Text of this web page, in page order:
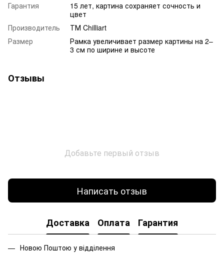
Гарантия
15 лет, картина сохраняет сочность и
цвет
Производитель
ТМ Chilliart
Размер
Рамка увеличивает размер картины на 2–
3 см по ширине и высоте
Отзывы
Добавьте первый отзыв
Написать отзыв
Доставка Оплата Гарантия
Новою Поштою у відділення